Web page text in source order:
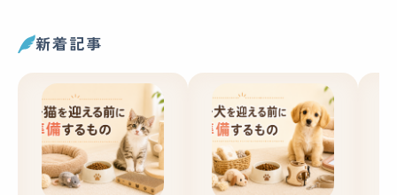
新着記事